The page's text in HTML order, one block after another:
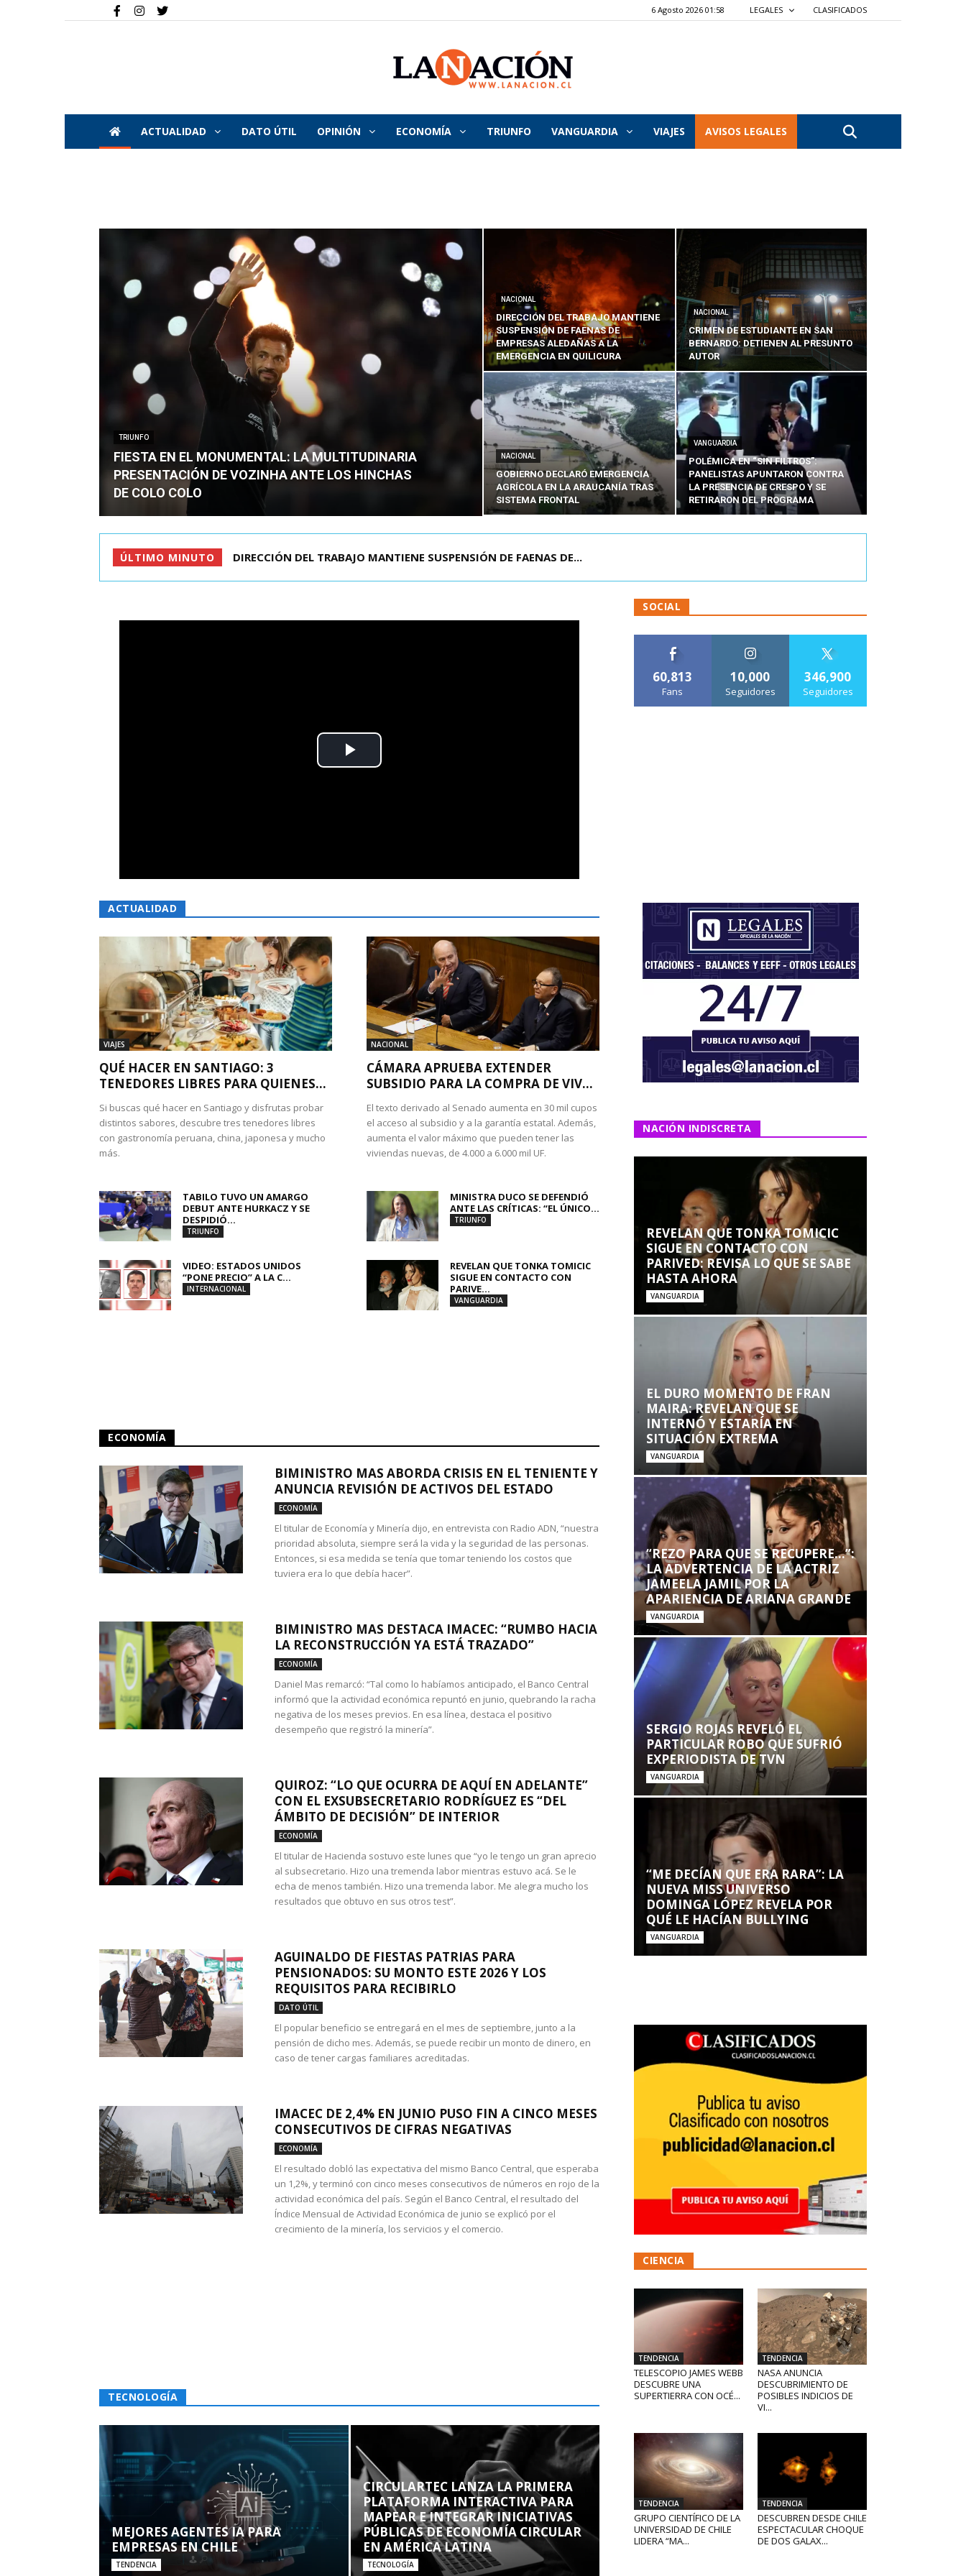
6 Agosto 2026 01:58 LEGALES CLASIFICADOS
La
Nación
ACTUALIDAD DATO ÚTIL OPINIÓN ECONOMÍA TRIUNFO VANGUARDIA VIAJES AVISOS LEGALES
TRIUNFO
FIESTA EN EL MONUMENTAL: LA MULTITUDINARIA
PRESENTACIÓN DE VOZINHA ANTE LOS HINCHAS
DE COLO COLO
NACIONAL
DIRECCIÓN DEL TRABAJO MANTIENE
SUSPENSIÓN DE FAENAS DE
EMPRESAS ALEDAÑAS A LA
EMERGENCIA EN QUILICURA
NACIONAL
CRIMEN DE ESTUDIANTE EN SAN
BERNARDO: DETIENEN AL PRESUNTO
AUTOR
NACIONAL
GOBIERNO DECLARÓ EMERGENCIA
AGRÍCOLA EN LA ARAUCANÍA TRAS
SISTEMA FRONTAL
VANGUARDIA
POLÉMICA EN “SIN FILTROS”:
PANELISTAS APUNTARON CONTRA
LA PRESENCIA DE CRESPO Y SE
RETIRARON DEL PROGRAMA
ÚLTIMO MINUTO DIRECCIÓN DEL TRABAJO MANTIENE SUSPENSIÓN DE FAENAS DE...
ACTUALIDAD
VIAJES
QUÉ HACER EN SANTIAGO: 3
TENEDORES LIBRES PARA QUIENES...
Si buscas qué hacer en Santiago y disfrutas probar
distintos sabores, descubre tres tenedores libres
con gastronomía peruana, china, japonesa y mucho
más.
NACIONAL
CÁMARA APRUEBA EXTENDER
SUBSIDIO PARA LA COMPRA DE VIV...
El texto derivado al Senado aumenta en 30 mil cupos
el acceso al subsidio y a la garantía estatal. Además,
aumenta el valor máximo que pueden tener las
viviendas nuevas, de 4.000 a 6.000 mil UF.
TABILO TUVO UN AMARGO
DEBUT ANTE HURKACZ Y SE
DESPIDIÓ...
TRIUNFO
MINISTRA DUCO SE DEFENDIÓ
ANTE LAS CRÍTICAS: “EL ÚNICO...
TRIUNFO
VIDEO: ESTADOS UNIDOS
“PONE PRECIO” A LA C...
INTERNACIONAL
REVELAN QUE TONKA TOMICIC
SIGUE EN CONTACTO CON
PARIVE...
VANGUARDIA
ECONOMÍA
BIMINISTRO MAS ABORDA CRISIS EN EL TENIENTE Y
ANUNCIA REVISIÓN DE ACTIVOS DEL ESTADO
ECONOMÍA
El titular de Economía y Minería dijo, en entrevista con Radio ADN, “nuestra
prioridad absoluta, siempre será la vida y la seguridad de las personas.
Entonces, si esa medida se tenía que tomar teniendo los costos que
tuviera era lo que debía hacer”.
BIMINISTRO MAS DESTACA IMACEC: “RUMBO HACIA
LA RECONSTRUCCIÓN YA ESTÁ TRAZADO”
ECONOMÍA
Daniel Mas remarcó: “Tal como lo habíamos anticipado, el Banco Central
informó que la actividad económica repuntó en junio, quebrando la racha
negativa de los meses previos. En esa línea, destaca el positivo
desempeño que registró la minería”.
QUIROZ: “LO QUE OCURRA DE AQUÍ EN ADELANTE”
CON EL EXSUBSECRETARIO RODRÍGUEZ ES “DEL
ÁMBITO DE DECISIÓN” DE INTERIOR
ECONOMÍA
El titular de Hacienda sostuvo este lunes que “yo le tengo un gran aprecio
al subsecretario. Hizo una tremenda labor mientras estuvo acá. Se le
echa de menos también. Hizo una tremenda labor. Me alegra mucho los
resultados que obtuvo en sus otros test”.
AGUINALDO DE FIESTAS PATRIAS PARA
PENSIONADOS: SU MONTO ESTE 2026 Y LOS
REQUISITOS PARA RECIBIRLO
DATO ÚTIL
El popular beneficio se entregará en el mes de septiembre, junto a la
pensión de dicho mes. Además, se puede recibir un monto de dinero, en
caso de tener cargas familiares acreditadas.
IMACEC DE 2,4% EN JUNIO PUSO FIN A CINCO MESES
CONSECUTIVOS DE CIFRAS NEGATIVAS
ECONOMÍA
El resultado dobló las expectativa del mismo Banco Central, que esperaba
un 1,2%, y terminó con cinco meses consecutivos de números en rojo de la
actividad económica del país. Según el Banco Central, el resultado del
Índice Mensual de Actividad Económica de junio se explicó por el
crecimiento de la minería, los servicios y el comercio.
TECNOLOGÍA
MEJORES AGENTES IA PARA
EMPRESAS EN CHILE
TENDENCIA
CIRCULARTEC LANZA LA PRIMERA
PLATAFORMA INTERACTIVA PARA
MAPEAR E INTEGRAR INICIATIVAS
PÚBLICAS DE ECONOMÍA CIRCULAR
EN AMÉRICA LATINA
TECNOLOGÍA
SOCIAL
60,813
Fans
10,000
Seguidores
346,900
Seguidores
NACIÓN INDISCRETA
REVELAN QUE TONKA TOMICIC
SIGUE EN CONTACTO CON
PARIVED: REVISA LO QUE SE SABE
HASTA AHORA
VANGUARDIA
EL DURO MOMENTO DE FRAN
MAIRA: REVELAN QUE SE
INTERNÓ Y ESTARÍA EN
SITUACIÓN EXTREMA
VANGUARDIA
“REZO PARA QUE SE RECUPERE…”:
LA ADVERTENCIA DE LA ACTRIZ
JAMEELA JAMIL POR LA
APARIENCIA DE ARIANA GRANDE
VANGUARDIA
SERGIO ROJAS REVELÓ EL
PARTICULAR ROBO QUE SUFRIÓ
EXPERIODISTA DE TVN
VANGUARDIA
“ME DECÍAN QUE ERA RARA”: LA
NUEVA MISS UNIVERSO
DOMINGA LÓPEZ REVELA POR
QUÉ LE HACÍAN BULLYING
VANGUARDIA
CIENCIA
TENDENCIA
TELESCOPIO JAMES WEBB
DESCUBRE UNA
SUPERTIERRA CON OCÉ...
TENDENCIA
NASA ANUNCIA
DESCUBRIMIENTO DE
POSIBLES INDICIOS DE
VI...
TENDENCIA
GRUPO CIENTÍFICO DE LA
UNIVERSIDAD DE CHILE
LIDERA “MA...
TENDENCIA
DESCUBREN DESDE CHILE
ESPECTACULAR CHOQUE
DE DOS GALAX...